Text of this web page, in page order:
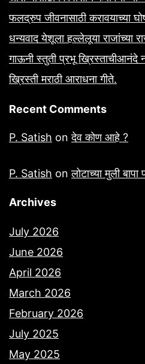
फलद्रुप जीवनासाठी करावयाच्या
धन्यवाद येशूला हल्लेलूया राजांच्या
गाऊनी स्तुती प्रभू ख्रिस्ताचीआनंदे
ख्रिस्ती मराठी आराधना गीते.
Recent Comments
P. Satish onदेव कोण आहे ?
P. Satish onलोटाच्या मुली
Archives
July 2026
June 2026
April 2026
March 2026
February 2026
July 2025
May 2025